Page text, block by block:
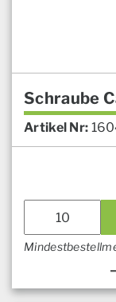
Schraube
Artikel Nr: